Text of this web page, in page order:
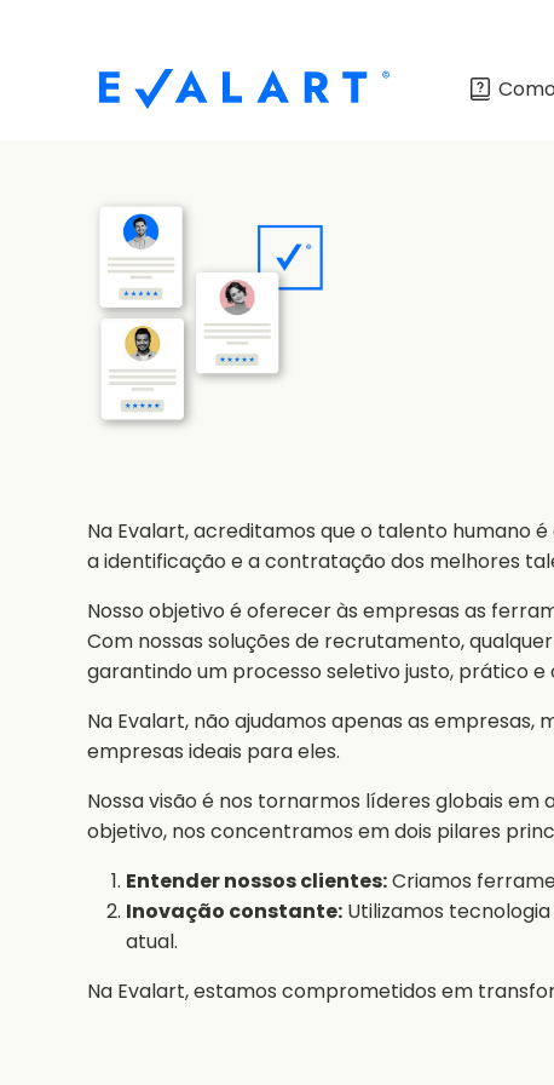
Na Evalart, acreditamos que o talento humano
a identificação e a contratação dos melhores
Nosso objetivo é oferecer às empresas as
Com nossas soluções de recrutamento,
garantindo um processo seletivo justo, prático
Na Evalart, não ajudamos apenas as
empresas ideais para eles.
Nossa visão é nos tornarmos líderes globais
objetivo, nos concentramos em dois pilares
Entender nossos clientes:Criamos
Inovação constante: Utilizamos
atual.
Na Evalart, estamos comprometidos em